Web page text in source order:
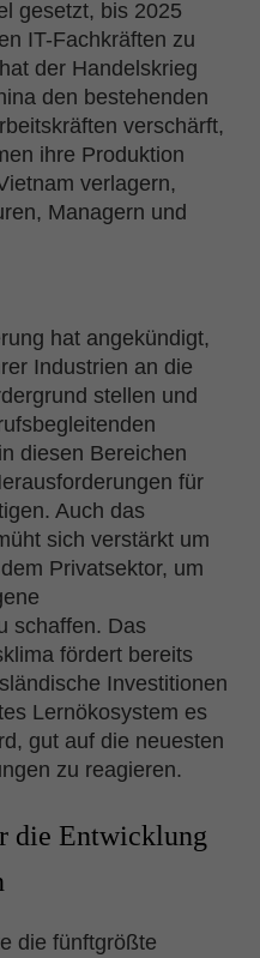
gesetzt, bis 2025
IT-Fachkräften zu
der Handelskrieg
den bestehenden
verschärft,
ihre Produktion
verlagern,
Managern und
hat angekündigt,
Industrien an die
stellen und
diesen Bereichen
für
Auch das
sich verstärkt um
Privatsektor, um
schaffen. Das
fördert bereits
Investitionen
Lernökosystem es
gut auf die neuesten
zu reagieren.
die Entwicklung
die fünftgrößte